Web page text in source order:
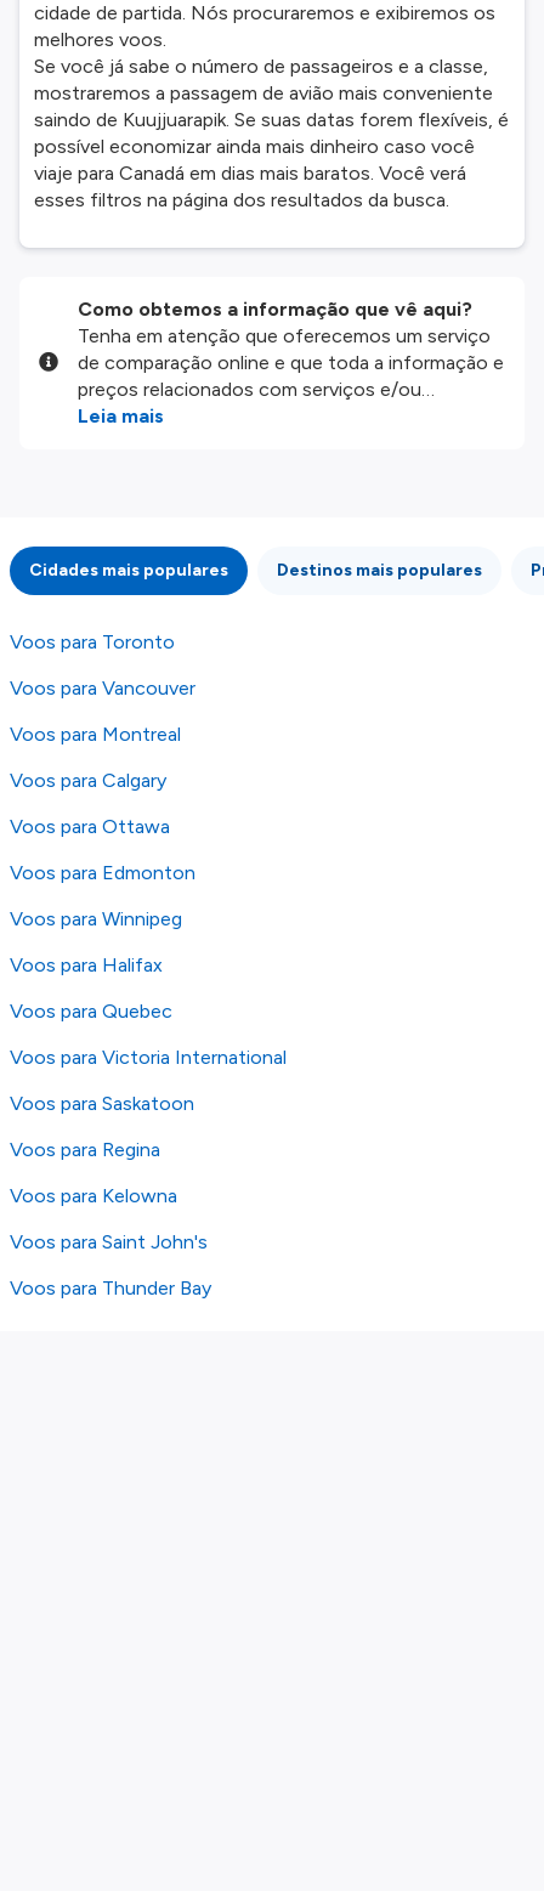
cidade de partida. Nós procuraremos e exibiremos os
melhores voos.
Se você já sabe o número de passageiros e a classe,
mostraremos a passagem de avião mais conveniente
saindo de Kuujjuarapik. Se suas datas forem flexíveis, é
possível economizar ainda mais dinheiro caso você
viaje para Canadá em dias mais baratos. Você verá
esses filtros na página dos resultados da busca.
Como obtemos a informação que vê aqui?
Tenha em atenção que oferecemos um serviço
de comparação online e que toda a informação e
preços relacionados com serviços e/ou
produtos disponíveis no nosso website são
integridade ou pela precisão da informação
publicada, por isso verifique com atenção todas
as condições no website do parceiro antes de
fazer uma reserva. Para mais detalhes verifique
os nossos
Leia mais
Cidades mais populares Destinos mais populares
Voos para Toronto
Voos para Vancouver
Voos para Montreal
Voos para Calgary
Voos para Ottawa
Voos para Edmonton
Voos para Winnipeg
Voos para Halifax
Voos para Quebec
Voos para Victoria International
Voos para Saskatoon
Voos para Regina
Voos para Kelowna
Voos para Saint John's
Voos para Thunder Bay